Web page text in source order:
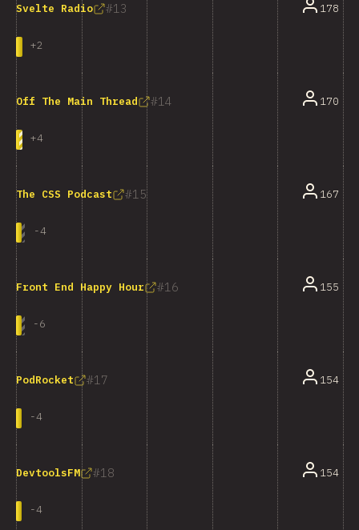
13
Svelte Radio
+2
178
14
Off The Main Thread
+4
170
15
The CSS Podcast
-4
167
16
Front End Happy Hour
-6
155
17
PodRocket
-4
154
18
DevtoolsFM
-4
154